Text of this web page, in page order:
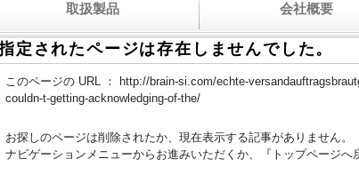
取扱製品 会社概要
定されたページは存在しませんでした。
このページの URL ：
http://brain-si.com/echte-
couldn-t-getting-acknowledging-of-the/
お探しのページは削除されたか、現在表示する記事がありません。
ナビゲーションメニューからお進みいただくか、『トップページへ